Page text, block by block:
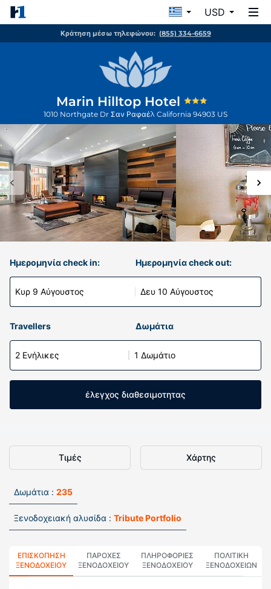
USD
Κράτηση μέσω τηλεφώνου: (855) 334-6659
Marin Hilltop Hotel
1010 Northgate Dr Σαν Ραφαέλ California 94903 US
Ημερομηνία check in:
Κυρ 9 Αύγουστος
Ημερομηνία check out:
Δευ 10 Αύγουστος
Travellers Δωμάτια
2 Ενήλικες 1 Δωμάτιο
έλεγχος διαθεσιμοτητας
Τιμές Χάρτης
Δωμάτια : 235
Ξενοδοχειακή αλυσίδα : Tribute Portfolio
ΕΠΙΣΚΌΠΗΣΗ
ΞΕΝΟΔΟΧΕΊΟΥ
ΠΑΡΟΧΕΣ
ΞΕΝΟΔΟΧΕΙΟΥ
ΠΛΗΡΟΦΟΡΊΕΣ
ΞΕΝΟΔΟΧΕΊΟΥ
ΠΟΛΙΤΙΚΗ
ΞΕΝΟΔΟΧΕΊΩΝ